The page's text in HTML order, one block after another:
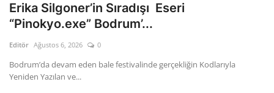
Çevre
Gizlilik Politikası
Reklam ve İşbirliği
Erika Silgoner’in Sıradışı Eseri
“Pinokyo.exe” Bodrum’...
Editör Ağustos 6, 2026 0
Bodrum’da devam eden bale festivalinde gerçekliğin Kodlarıyla
Yeniden Yazılan ve...